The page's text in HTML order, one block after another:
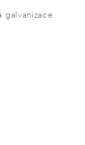
galvanizace